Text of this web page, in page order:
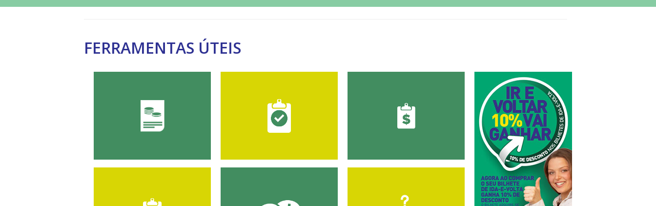
FERRAMENTAS ÚTEIS